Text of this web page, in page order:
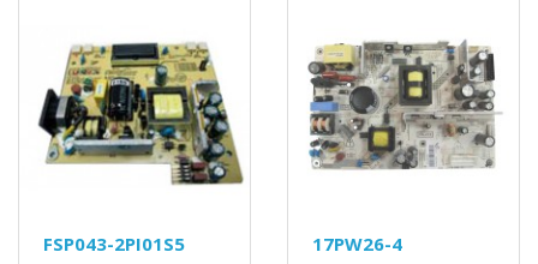
FSP043-2PI01S5 17PW26-4